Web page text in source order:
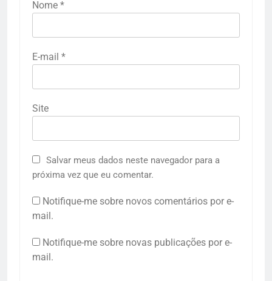
Nome *
E-mail *
Site
Salvar meus dados neste navegador para a
próxima vez que eu comentar.
Notifique-me sobre novos comentários por e-
mail.
Notifique-me sobre novas publicações por e-
mail.